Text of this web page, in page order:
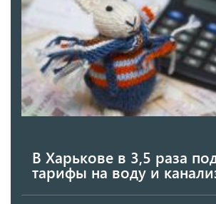
В Харькове в 3,5 раза
тарифы на воду и